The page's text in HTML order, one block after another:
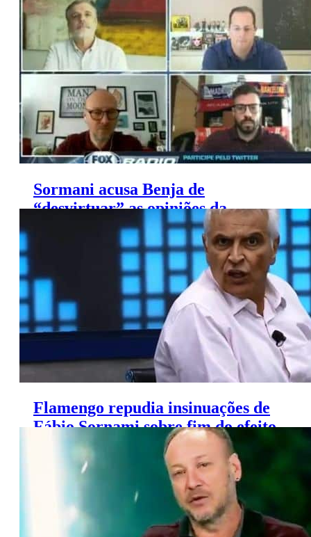
‘FOX Sports Rádio’
Sormani acusa Benja de
“desvirtuar” as opiniões da
bancada no ‘FOX Sports Rádio’
Flamengo repudia insinuações de
Fábio Sornami sobre fim do efeito
suspensivo de Guerrero